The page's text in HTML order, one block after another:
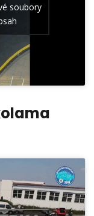
soubory